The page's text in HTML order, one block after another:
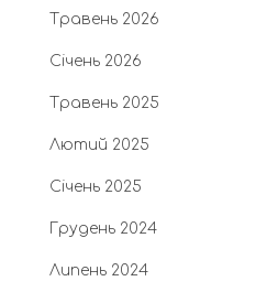
Травень 2026
Січень 2026
Травень 2025
Лютий 2025
Січень 2025
Грудень 2024
Липень 2024